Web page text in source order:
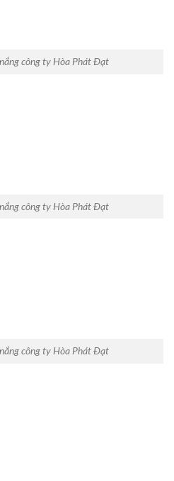
công ty Hòa Phát Đạt
công ty Hòa Phát Đạt
công ty Hòa Phát Đạt